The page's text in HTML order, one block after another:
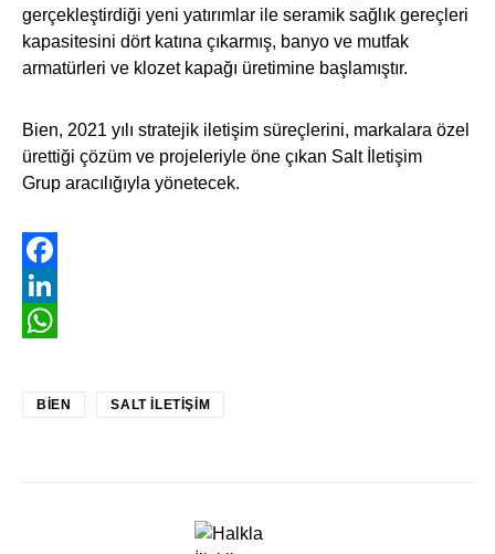
gerçekleştirdiği yeni yatırımlar ile seramik sağlık gereçleri
kapasitesini dört katına çıkarmış, banyo ve mutfak
armatürleri ve klozet kapağı üretimine başlamıştır.
Bien, 2021 yılı stratejik iletişim süreçlerini, markalara özel
ürettiği çözüm ve projeleriyle öne çıkan Salt İletişim
Grup aracılığıyla yönetecek.
Facebook
LinkedIn
BIEN SALT ILETIŞIM